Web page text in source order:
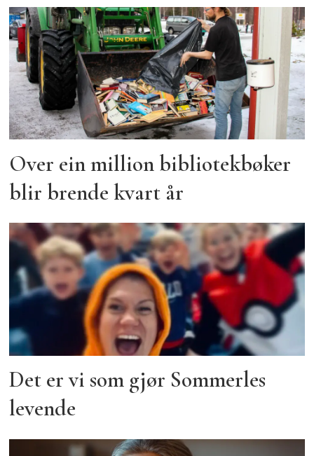
Over ein million bibliotekbøker
blir brende kvart år
Det er vi som gjør Sommerles
levende